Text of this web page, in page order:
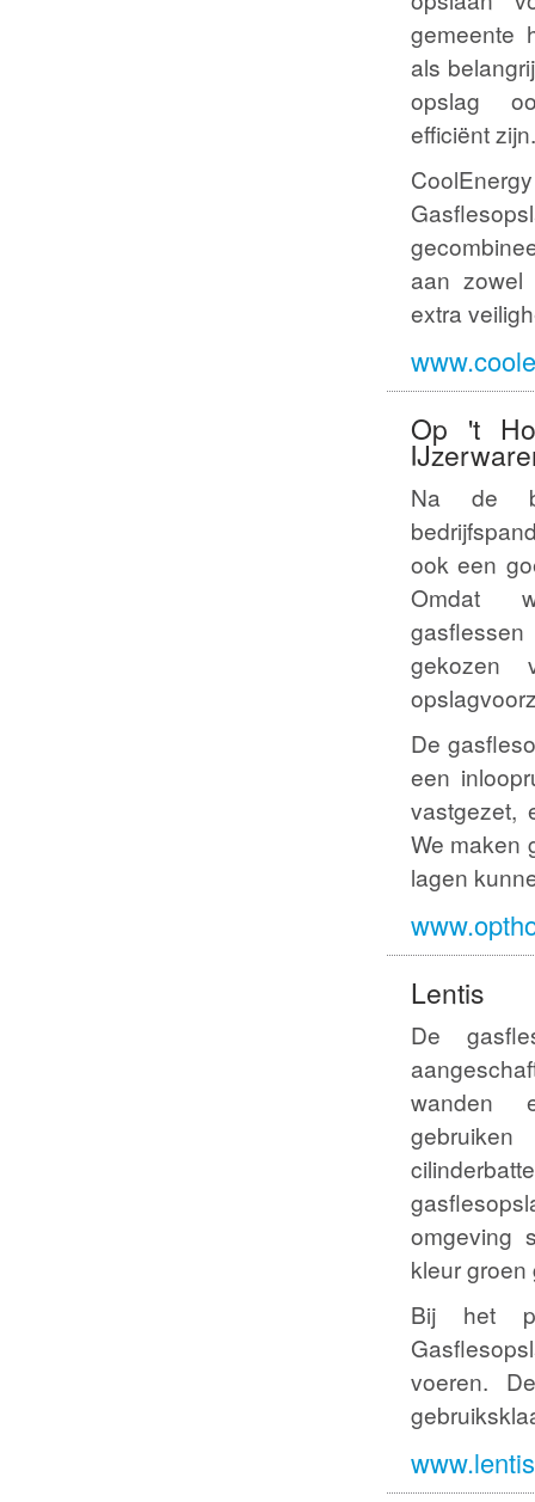
gemeente
als
opslag
efficiënt zijn.
aan zowel
extra
Op 't
Na de
ook een
Omdat
gekozen
De
een
vastgezet,
We maken
lagen
Lentis
De
wanden
omgeving
kleur groen
Bij het
voeren.